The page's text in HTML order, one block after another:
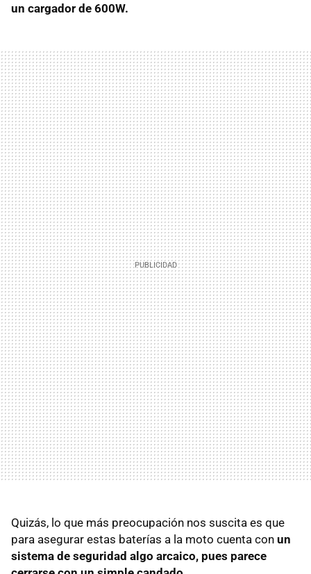
un cargador de 600W.
Quizás, lo que más preocupación nos suscita es que
para asegurar estas baterías a la moto cuenta con un
sistema de seguridad algo arcaico, pues parece